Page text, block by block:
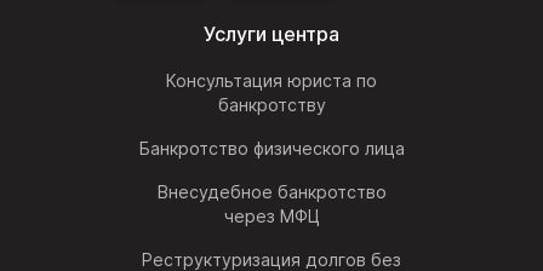
Услуги центра
Консультация юриста по
банкротству
Банкротство физического лица
Внесудебное банкротство
через МФЦ
Реструктуризация долгов без